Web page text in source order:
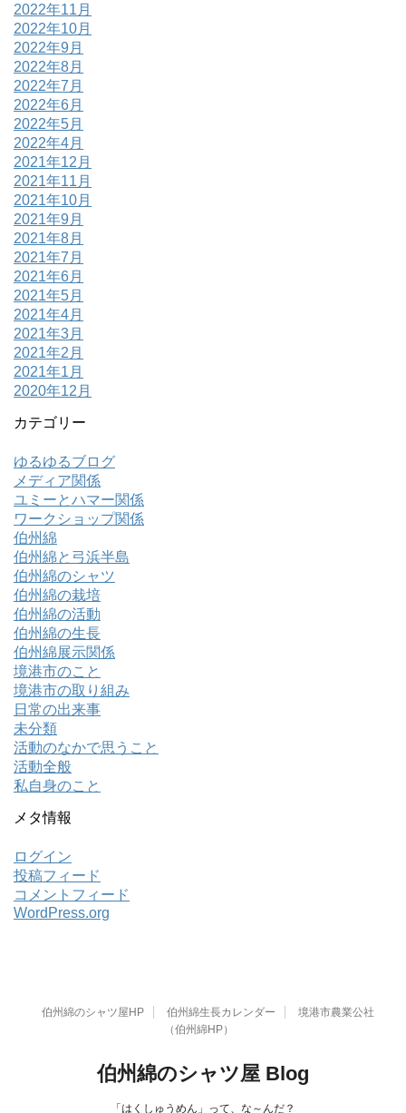
2022年11月
2022年10月
2022年9月
2022年8月
2022年7月
2022年6月
2022年5月
2022年4月
2021年12月
2021年11月
2021年10月
2021年9月
2021年8月
2021年7月
2021年6月
2021年5月
2021年4月
2021年3月
2021年2月
2021年1月
2020年12月
カテゴリー
ゆるゆるブログ
メディア関係
ユミーとハマー関係
ワークショップ関係
伯州綿
伯州綿と弓浜半島
伯州綿のシャツ
伯州綿の栽培
伯州綿の活動
伯州綿の生長
伯州綿展示関係
境港市のこと
境港市の取り組み
日常の出来事
未分類
活動のなかで思うこと
活動全般
私自身のこと
メタ情報
ログイン
投稿フィード
コメントフィード
WordPress.org
伯州綿のシャツ屋HP 伯州綿生長カレンダー
境港市農業公社
（伯州綿HP）
伯州綿のシャツ屋 Blog
「はくしゅうめん」って、な～んだ？